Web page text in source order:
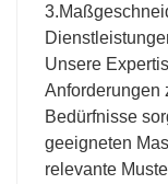
Unsere
Anforderungen
Bedürfnisse
geeigneten
relevante